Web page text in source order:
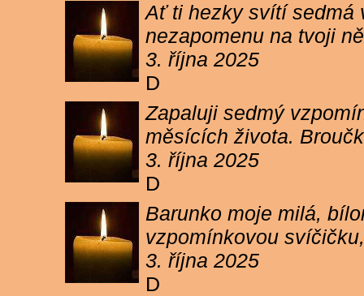
Ať ti hezky svítí sedmá
nezapomenu na tvoji
3. října 2025
D
Zapaluji sedmý
měsících života.
3. října 2025
D
Barunko moje milá,
vzpomínkovou
3. října 2025
D